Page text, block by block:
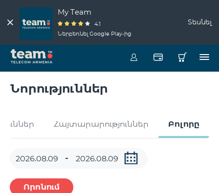
My Team
4.1
Ներբեռնել Google Play-ից
Տեսնել
Նորություններ
Հայտարարություններ Բոլորը
Որոնում